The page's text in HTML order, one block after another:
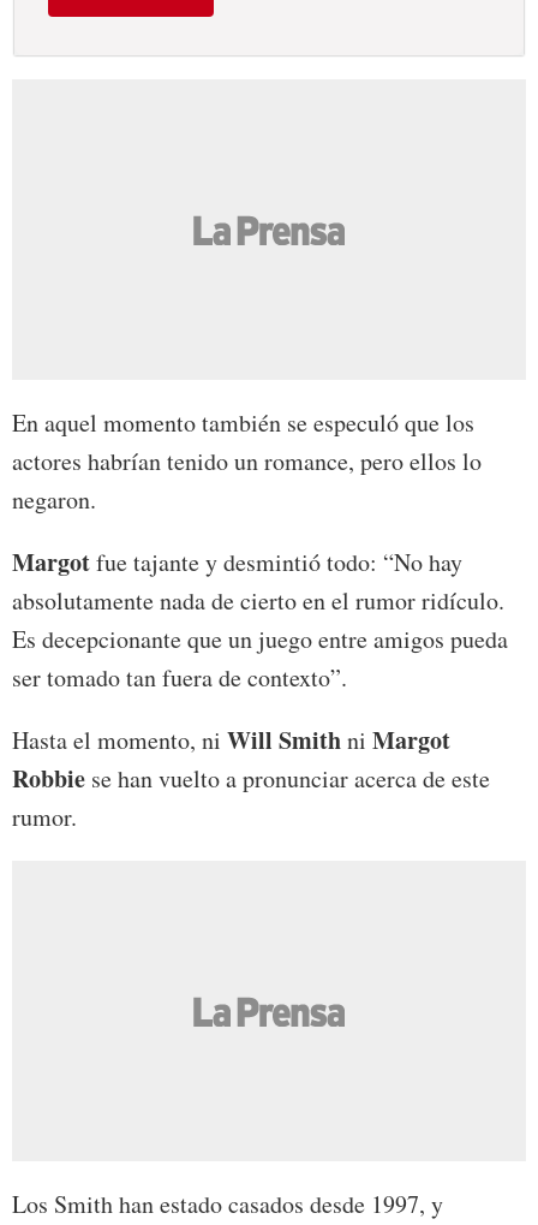
En aquel momento también se especuló que los
actores habrían tenido un romance, pero ellos lo
negaron.
Margotfue tajante y desmintió todo: “No hay
absolutamente nada de cierto en el rumor ridículo.
Es decepcionante que un juego entre amigos pueda
ser tomado tan fuera de contexto”.
Hasta el momento, ni Will Smithni Margot
Robbie se han vuelto a pronunciar acerca de este
rumor.
Los Smith han estado casados desde 1997, y